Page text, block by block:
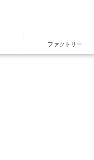
ファクトリー